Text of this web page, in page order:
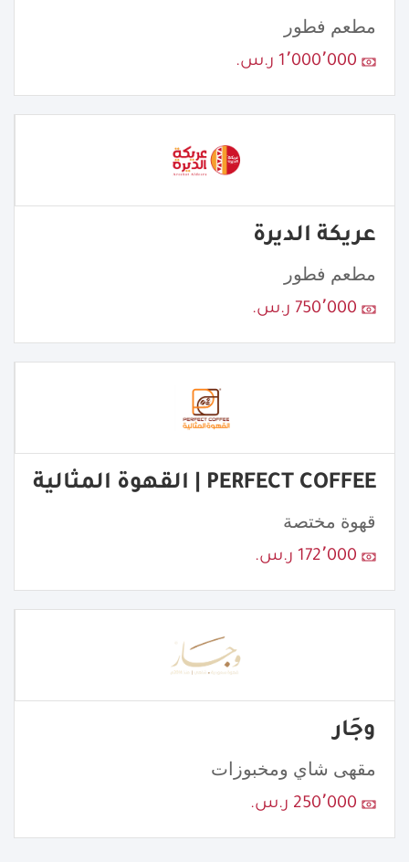
مطعم فطور
1٬000٬000 ر.س.
عريكة الديرة
مطعم فطور
750٬000 ر.س.
PERFECT COFFEE | القهوة المثالية
قهوة مختصة
172٬000 ر.س.
وجَار
مقهى شاي ومخبوزات
250٬000 ر.س.